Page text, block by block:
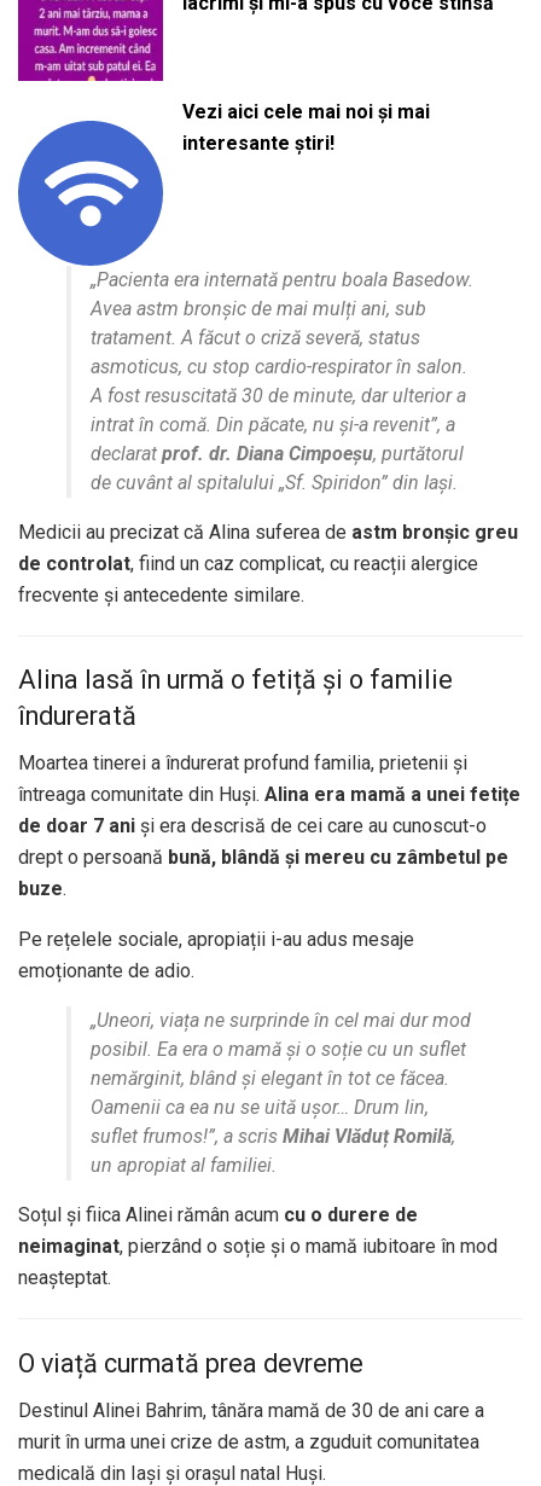
Vezi aici cele mai noi și mai
interesante știri!
„Pacienta era internată pentru boala Basedow.
Avea astm bronșic de mai mulți ani, sub
tratament. A făcut o criză severă, status
asmoticus, cu stop cardio-respirator în salon.
A fost resuscitată 30 de minute, dar ulterior a
intrat în comă. Din păcate, nu și-a revenit”, a
declarat prof. dr. Diana Cimpoeșu, purtătorul
de cuvânt al spitalului „Sf. Spiridon” din Iași.
Medicii au precizat că Alina suferea de astm bronșic greu
de controlat, fiind un caz complicat, cu reacții alergice
frecvente și antecedente similare.
Alina lasă în urmă o fetiță și o familie
îndurerată
Moartea tinerei a îndurerat profund familia, prietenii și
întreaga comunitate din Huși. Alina era mamă a unei fetițe
de doar 7 ani și era descrisă de cei care au cunoscut-o
drept o persoană bună, blândă și mereu cu zâmbetul pe
buze.
Pe rețelele sociale, apropiații i-au adus mesaje
emoționante de adio.
„Uneori, viața ne surprinde în cel mai dur mod
posibil. Ea era o mamă și o soție cu un suflet
nemărginit, blând și elegant în tot ce făcea.
Oamenii ca ea nu se uită ușor… Drum lin,
suflet frumos!”, a scris Mihai Vlăduț Romilă,
un apropiat al familiei.
Soțul și fiica Alinei rămân acum cu o durere de
neimaginat, pierzând o soție și o mamă iubitoare în mod
neașteptat.
O viață curmată prea devreme
Destinul Alinei Bahrim, tânăra mamă de 30 de ani care a
murit în urma unei crize de astm, a zguduit comunitatea
medicală din Iași și orașul natal Huși.